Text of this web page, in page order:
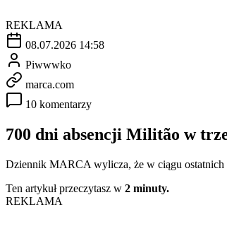
REKLAMA
08.07.2026 14:58
Piwwwko
marca.com
10 komentarzy
700 dni absencji Militão w
Dziennik MARCA wylicza, że w ciągu ostatnich
Ten artykuł przeczytasz w 2 minuty.
REKLAMA